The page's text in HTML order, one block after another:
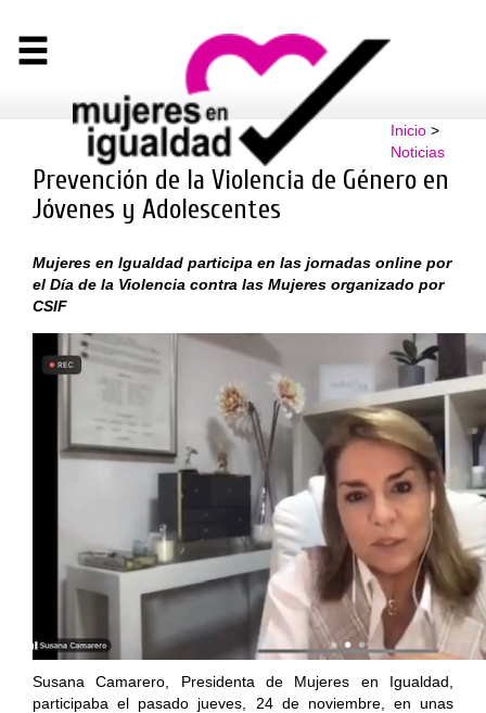
Inicio>
Noticias
Prevención de la Violencia de Género en
Jóvenes y Adolescentes
Mujeres en Igualdad participa en las jornadas online por
el Día de la Violencia contra las Mujeres organizado por
CSIF
Susana Camarero, Presidenta de Mujeres en Igualdad,
participaba el pasado jueves, 24 de noviembre, en unas